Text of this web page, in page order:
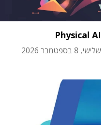
Physical AI
שלישי, 8 בספטמבר 2026